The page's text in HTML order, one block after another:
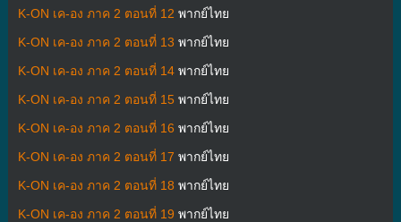
K-ON เค-อง ภาค 2 ตอนที่ 12 พากย์ไทย
K-ON เค-อง ภาค 2 ตอนที่ 13 พากย์ไทย
K-ON เค-อง ภาค 2 ตอนที่ 14พากย์ไทย
K-ON เค-อง ภาค 2 ตอนที่ 15พากย์ไทย
K-ON เค-อง ภาค 2 ตอนที่ 16 พากย์ไทย
K-ON เค-อง ภาค 2 ตอนที่ 17 พากย์ไทย
K-ON เค-อง ภาค 2 ตอนที่ 18 พากย์ไทย
K-ON เค-อง ภาค 2 ตอนที่ 19 พากย์ไทย